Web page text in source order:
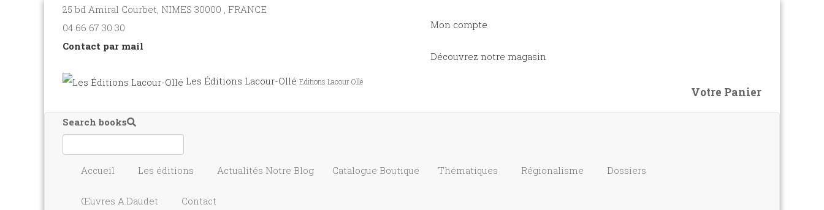
25 bd Amiral Courbet, NIMES 30000 , FRANCE
04 66 67 30 30
Contact par mail
Mon compte
Découvrez notre magasin
Les Éditions Lacour-Ollé Editions Lacour Ollé
Votre Panier
Search books
Accueil Les éditions Actualités Notre Blog Catalogue Boutique Thématiques Régionalisme Dossiers
Œuvres A.Daudet Contact